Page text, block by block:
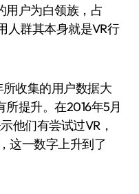
用户为白领族，占
人群其本身就是VR行
收集的用户数据大
提升。在2016年5月
他们有尝试过VR，
这一数字上升到了